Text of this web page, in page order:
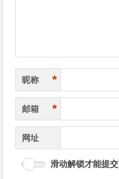
昵称 *
邮箱 *
网址
滑动解锁才能提交